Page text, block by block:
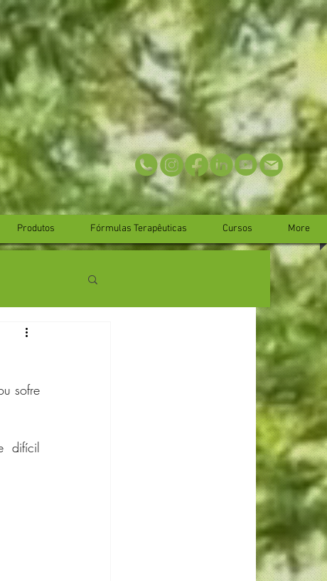
Produtos Fórmulas Terapêuticas Cursos More
Luiza Reis
sofre
difícil